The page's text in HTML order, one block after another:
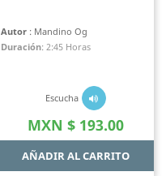
Autor : Mandino Og
Duración: 2:45 Horas
Escucha
Precio
MXN $ 193.00
AÑADIR AL CARRITO